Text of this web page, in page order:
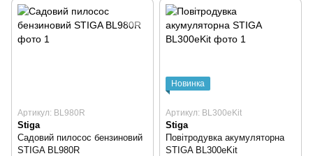
Артикул: BL980R
Stiga
Садовий пилосос бензиновий
STIGA BL980R
Новинка
Артикул: BL300eKit
Stiga
Повітродувка акумуляторна
STIGA BL300eKit